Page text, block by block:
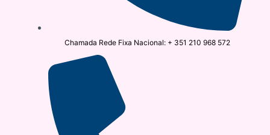
Chamada Rede Fixa Nacional: + 351 210 968 572